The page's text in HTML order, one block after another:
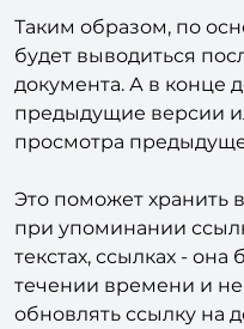
Таким образом, по
будет выводиться
документа. А в конце
предыдущие версии
просмотра
Это поможет хранить
при упоминании
текстах, ссылках - она
течении времени и
обновлять ссылку на